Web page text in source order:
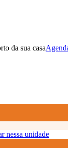
da sua casa
nessa unidade